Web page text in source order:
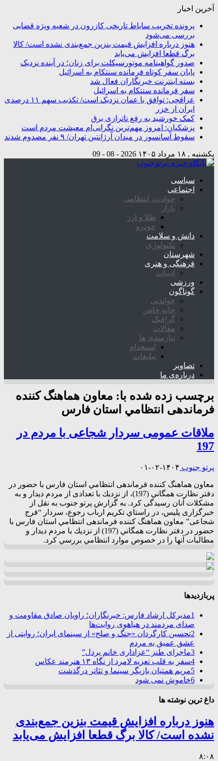
آخرین اخبار
پرونده تخریب ساباط تاریخی کازرون در شعبه ویژه قضایی
بررسی می‌شود
هنوز درباره افزایش قیمت بنزین جمع‌بندی نشده است/ کالا
برگ قطعا افزایش می‌یابد
صدور گواهینامه موتورسیکلت برای زنان؛ در آینده نزدیک
پایان سفر کوتاه فرمانده سنتکام به اسرائیل
بسته اینترنت خبرنگاران فعال شد
سفر فرمانده سنتکام به اسرائیل
عراقچی: توافق با عمان نزدیک است/ تکذیب سهم ۱۱ درصدی
ایران از خزر
کمک خورشید به رفع ناترازی برق
پزشکیان: امروز مهم‌ترین نگرانی‌ام معیشت مردم است
سقوط آسانسور در میدان آرژانتین تهران/ ۹ نفر مصدوم شدند
یکشنبه , ۱۸ مرداد ۱۴۰۵ 2026 - 08 - 09
سیاسی
اجتماعی
حوادث، انتظامی
بازار
طلا و ارز
خودرو
دانش و سلامت
تکنولوژی
شهرستان
فرهنگی و هنری
ادبیات
ورزشی
گوناگون
خواندنی
خانه خاص
گرافیک
مقالات
نیازمندی ها
استخدام
تبلیغات
تصاویر
درباره‌ی ما
برچسب زده شده با: معاون هماهنگ کننده
فرماندهی انتظامي استان فارس
ملاقات عمومی سردار شجاعی با مردم در
197
پرتو جنوب ۱۴۰۴-۰۲-۰۱
معاون هماهنگ کننده فرماندهی انتظامي استان فارس با حضور در
دفتر نظارت همگاني (197)، از نزديك با تعدادی از مردم دیدار و به
مشکلات آنان رسیدگی کرد. به گزارش پرتو جنوب به نقل از
خبرگزاری پليس، در راستاي تكريم ارباب رجوع، سردار “فرج
شجاعی” معاون هماهنگ کننده فرماندهی انتظامي استان فارس با
حضور در دفتر نظارت همگاني (197) از نزديك با مردم ديدار و
مطالبات آنها را در خصوص موارد انتظامي بررسي كرد.
پربازدیدها
1مدیرکل ارشاد فارس: خبرنگاران؛ راویان صادق مقاومت و
صدای مردمند در هیاهوی روایت‌ها
2تحسین کارگردان «جنگ و صلح» از سینمای ایران؛ روایتی از
عشق عمیق به مردم
3ماجرای طنز “عزاداری خانم پردل”
4سفر به قلب تعزیه لامرد از نگاه ۱۳ هنرمند عکاس
5مریم همتیان بازیگر سینما و تئاتر درگذشت
6خاموش نمی شود
داغ ترین نوشته ها
هنوز درباره افزایش قیمت بنزین جمع‌بندی
نشده است/ کالا برگ قطعا افزایش می‌یابد
۸:۰۸